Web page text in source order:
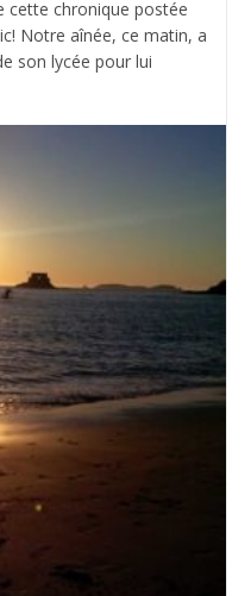
cette chronique postée
Notre aînée, ce matin, a
son lycée pour lui